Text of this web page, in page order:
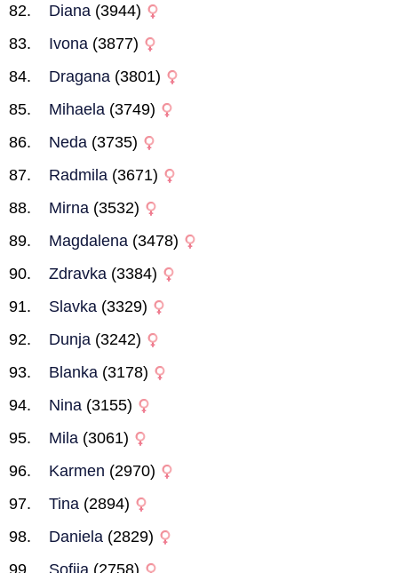
Diana (3944)
Ivona (3877)
Dragana (3801)
Mihaela (3749)
Neda (3735)
Radmila (3671)
Mirna (3532)
Magdalena (3478)
Zdravka (3384)
Slavka (3329)
Dunja (3242)
Blanka (3178)
Nina (3155)
Mila (3061)
Karmen (2970)
Tina (2894)
Daniela (2829)
Sofija (2758)